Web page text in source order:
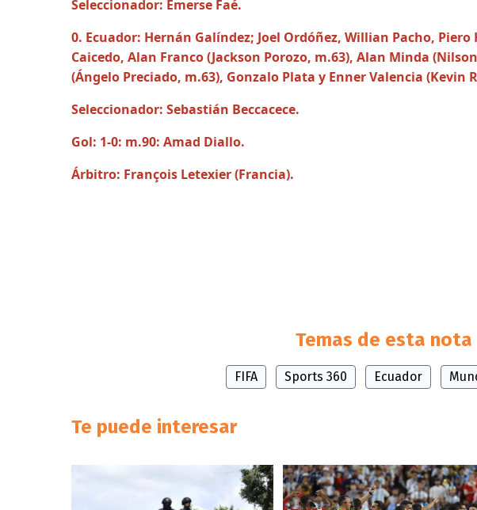
Seleccionador: Emerse Faé.
0. Ecuador: Hernán Galíndez; Joel Ordóñez, Willian Pacho,
Caicedo, Alan Franco (Jackson Porozo, m.63), Alan Minda
(Ángelo Preciado, m.63), Gonzalo Plata y Enner Valencia (Kevin
Seleccionador: Sebastián Beccacece.
Gol: 1-0: m.90: Amad Diallo.
Árbitro: François Letexier (Francia).
Temas de esta nota
FIFA Sports 360 Ecuador
Te puede interesar